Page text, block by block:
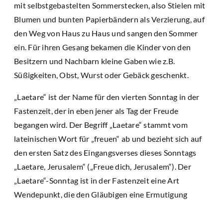
mit selbstgebastelten Sommerstecken, also Stielen mit
Blumen und bunten Papierbändern als Verzierung, auf
den Weg von Haus zu Haus und sangen den Sommer
ein. Für ihren Gesang bekamen die Kinder von den
Besitzern und Nachbarn kleine Gaben wie z.B.
Süßigkeiten, Obst, Wurst oder Gebäck geschenkt.
„Laetare“ ist der Name für den vierten Sonntag in der
Fastenzeit, der in eben jener als Tag der Freude
begangen wird. Der Begriff „Laetare“ stammt vom
lateinischen Wort für „freuen“ ab und bezieht sich auf
den ersten Satz des Eingangsverses dieses Sonntags
„Laetare, Jerusalem“ („Freue dich, Jerusalem“). Der
„Laetare“-Sonntag ist in der Fastenzeit eine Art
Wendepunkt, die den Gläubigen eine Ermutigung